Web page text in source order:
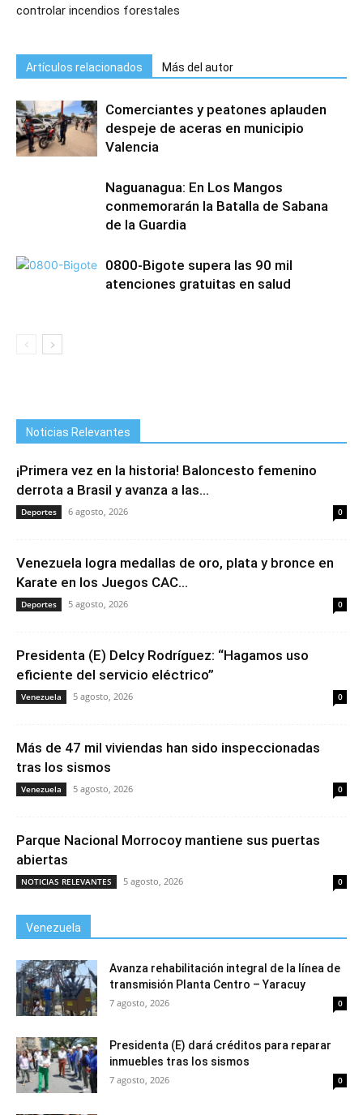
controlar incendios forestales
Artículos relacionados Más del autor
Comerciantes y peatones aplauden
despeje de aceras en municipio
Valencia
Naguanagua: En Los Mangos
conmemorarán la Batalla de Sabana
de la Guardia
0800-Bigote supera las 90 mil
atenciones gratuitas en salud
Noticias Relevantes
¡Primera vez en la historia! Baloncesto femenino
derrota a Brasil y avanza a las...
Deportes 6 agosto, 2026 0
Venezuela logra medallas de oro, plata y bronce en
Karate en los Juegos CAC...
Deportes 5 agosto, 2026 0
Presidenta (E) Delcy Rodríguez: “Hagamos uso
eficiente del servicio eléctrico”
Venezuela 5 agosto, 2026 0
Más de 47 mil viviendas han sido inspeccionadas
tras los sismos
Venezuela 5 agosto, 2026 0
Parque Nacional Morrocoy mantiene sus puertas
abiertas
NOTICIAS RELEVANTES 5 agosto, 2026 0
Venezuela
Avanza rehabilitación integral de la línea de
transmisión Planta Centro – Yaracuy
7 agosto, 2026 0
Presidenta (E) dará créditos para reparar
inmuebles tras los sismos
7 agosto, 2026 0